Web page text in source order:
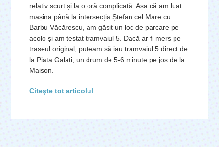
relativ scurt și la o oră complicată. Așa că am luat
mașina până la intersecția Ștefan cel Mare cu
Barbu Văcărescu, am găsit un loc de parcare pe
acolo și am testat tramvaiul 5. Dacă ar fi mers pe
traseul original, puteam să iau tramvaiul 5 direct de
la Piața Galați, un drum de 5-6 minute pe jos de la
Maison.
Citeşte tot articolul